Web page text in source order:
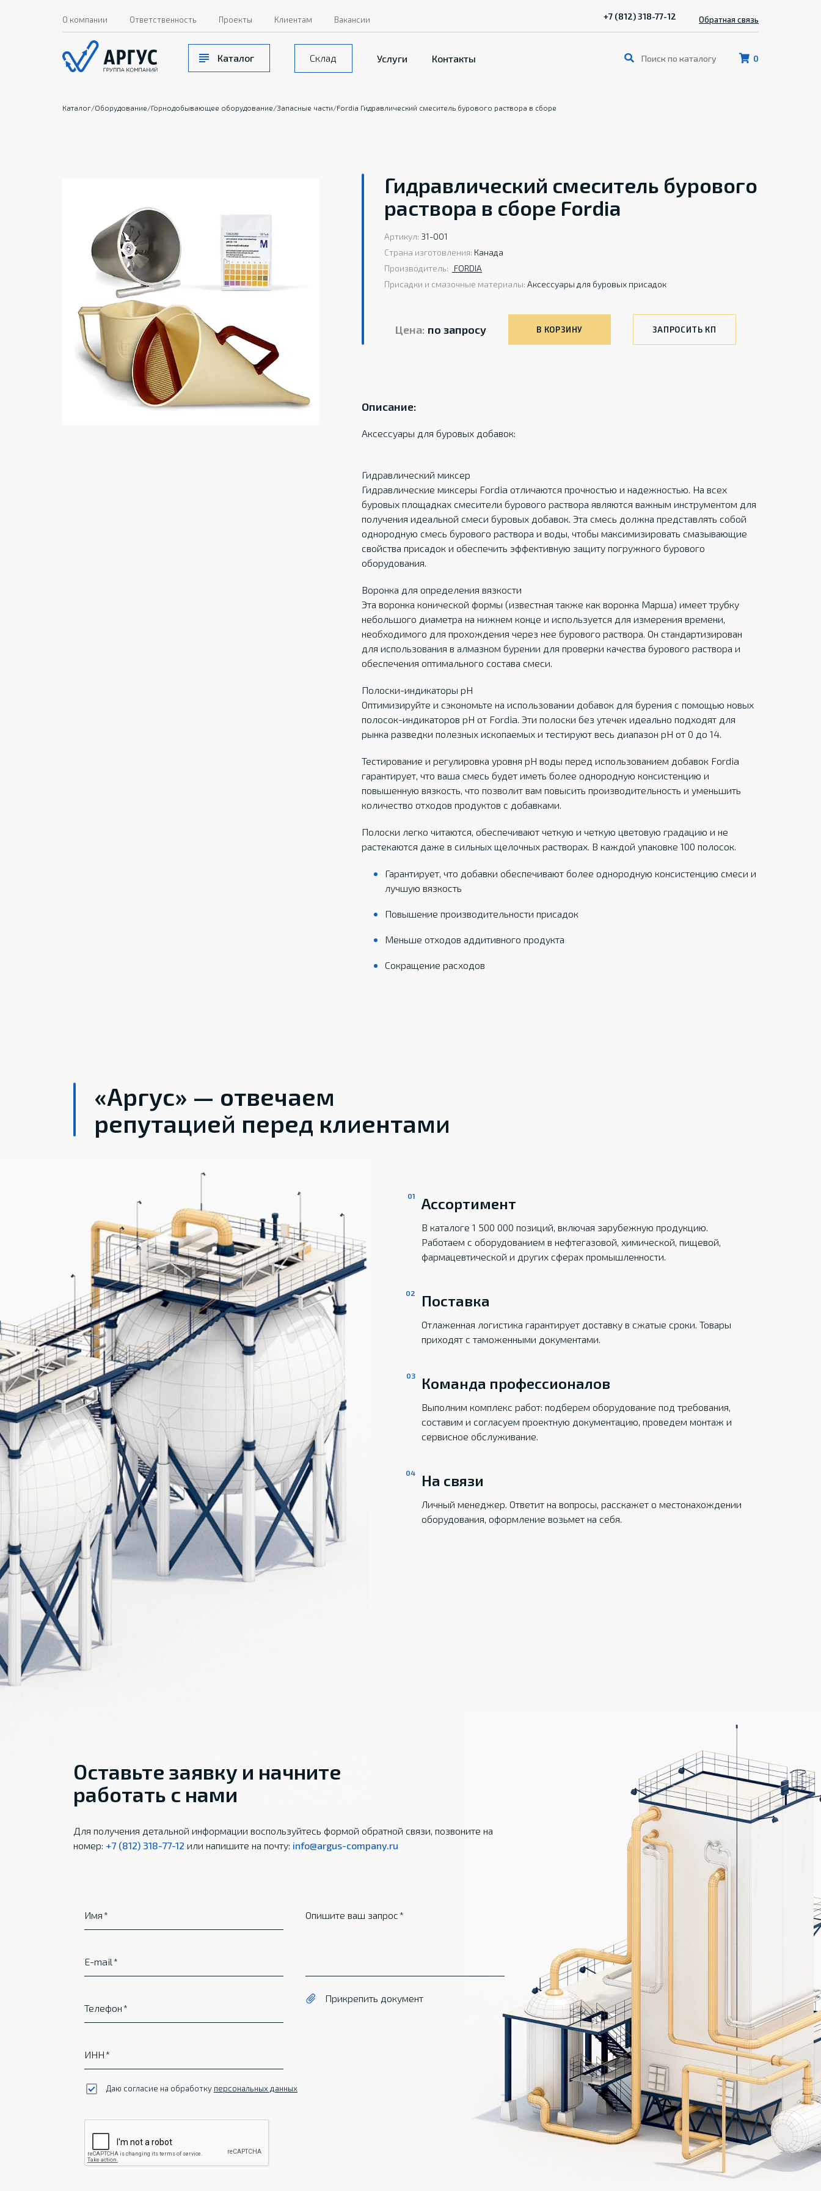
0
Каталог Склад Услуги Контакты
О компании Ответственность Проекты Клиентам Вакансии +7 (812) 318-77-12 Обратная связь
Каталог/Оборудование/Горнодобывающее оборудование/Запасные части/Fordia Гидравлический смеситель бурового раствора в сборе
Гидравлический смеситель бурового
раствора в сборе Fordia
Артикул: 31-001
Страна изготовления: Канада
Производитель:
FORDIA
Присадки и смазочные материалы: Аксессуары для буровых присадок
Цена: по запросу В КОРЗИНУ ЗАПРОСИТЬ КП
Описание:
Аксессуары для буровых добавок:
Гидравлический миксер
Гидравлические миксеры Fordia отличаются прочностью и надежностью. На всех
буровых площадках смесители бурового раствора являются важным инструментом для
получения идеальной смеси буровых добавок. Эта смесь должна представлять собой
однородную смесь бурового раствора и воды, чтобы максимизировать смазывающие
свойства присадок и обеспечить эффективную защиту погружного бурового
оборудования.
Воронка для определения вязкости
Эта воронка конической формы (известная также как воронка Марша) имеет трубку
небольшого диаметра на нижнем конце и используется для измерения времени,
необходимого для прохождения через нее бурового раствора. Он стандартизирован
для использования в алмазном бурении для проверки качества бурового раствора и
обеспечения оптимального состава смеси.
Полоски-индикаторы pH
Оптимизируйте и сэкономьте на использовании добавок для бурения с помощью новых
полосок-индикаторов pH от Fordia. Эти полоски без утечек идеально подходят для
рынка разведки полезных ископаемых и тестируют весь диапазон pH от 0 до 14.
Тестирование и регулировка уровня pH воды перед использованием добавок Fordia
гарантирует, что ваша смесь будет иметь более однородную консистенцию и
повышенную вязкость, что позволит вам повысить производительность и уменьшить
количество отходов продуктов с добавками.
Полоски легко читаются, обеспечивают четкую и четкую цветовую градацию и не
растекаются даже в сильных щелочных растворах. В каждой упаковке 100 полосок.
Гарантирует, что добавки обеспечивают более однородную консистенцию смеси и
лучшую вязкость
Повышение производительности присадок
Меньше отходов аддитивного продукта
Сокращение расходов
«Аргус» — отвечаем
репутацией перед клиентами
Ассортимент
В каталоге 1 500 000 позиций, включая зарубежную продукцию.
Работаем с оборудованием в нефтегазовой, химической, пищевой,
фармацевтической и других сферах промышленности.
Поставка
Отлаженная логистика гарантирует доставку в сжатые сроки. Товары
приходят с таможенными документами.
Команда профессионалов
Выполним комплекс работ: подберем оборудование под требования,
составим и согласуем проектную документацию, проведем монтаж и
сервисное обслуживание.
На связи
Личный менеджер. Ответит на вопросы, расскажет о местонахождении
оборудования, оформление возьмет на себя.
Оставьте заявку и начните
работать с нами
Для получения детальной информации воспользуйтесь формой обратной связи, позвоните на
номер: +7 (812) 318-77-12 или напишите на почту: info@argus-company.ru
Имя
E-mail
Телефон
ИНН
Опишите ваш запрос
Прикрепить документ
Даю согласие на обработку персональных данных